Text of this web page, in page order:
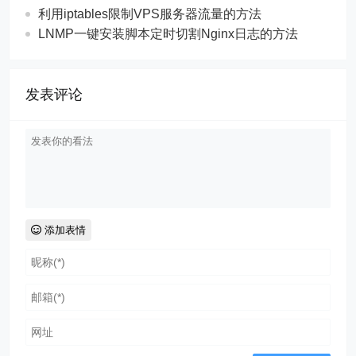
利用iptables限制VPS服务器流量的方法
LNMP一键安装脚本定时切割Nginx日志的方法
发表评论
添加表情